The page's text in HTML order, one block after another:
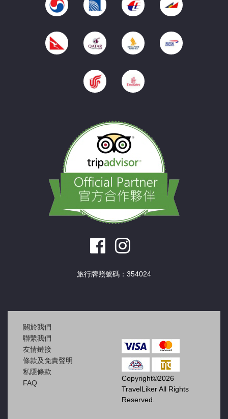
旅行牌照號碼：354024
關於我們
聯繫我們
友情鏈接
條款及免責聲明
私隱條款
FAQ
Copyright©2026
TravelLiker All Rights
Reserved.